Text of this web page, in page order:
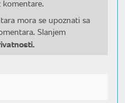
komentare.
mora se upoznati sa
Slanjem